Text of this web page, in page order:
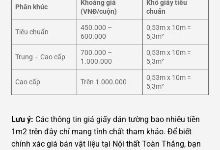
Phân khúc
Khoảng giá
(VNĐ/cuộn)
Khổ giấy tiêu
chuẩn
Tiêu chuẩn
450.000 –
600.000
0,53m x 10m =
5,3m²
Trung – Cao cấp
700.000 –
1.000.000
0,53m x 10m =
5,3m²
Cao cấp Trên 1.000.000
0,53m x 10m =
5,3m²
Lưu ý: Các thông tin giá giấy dán tường bao nhiêu tiền
1m2 trên đây chỉ mang tính chất tham khảo. Để biết
chính xác giá bán vật liệu tại Nội thất Toàn Thắng, bạn